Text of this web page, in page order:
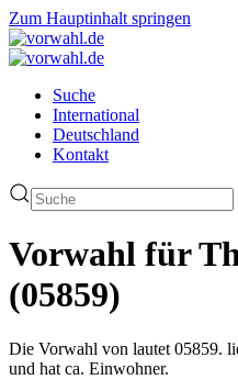
Zum Hauptinhalt springen
Suche
International
Deutschland
Kontakt
Vorwahl für
(05859)
Die Vorwahl von lautet 05859.
und hat ca. Einwohner.